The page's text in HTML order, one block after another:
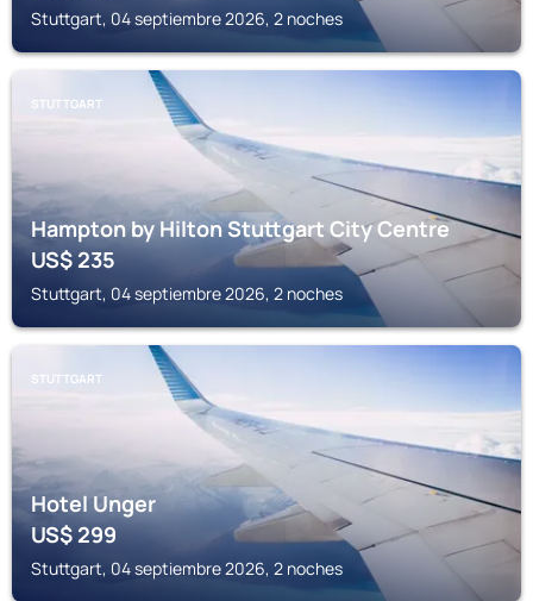
Stuttgart, 04 septiembre 2026, 2 noches
STUTTGART
Hampton by Hilton Stuttgart City Centre
US$235
Stuttgart, 04 septiembre 2026, 2 noches
STUTTGART
Hotel Unger
US$299
Stuttgart, 04 septiembre 2026, 2 noches